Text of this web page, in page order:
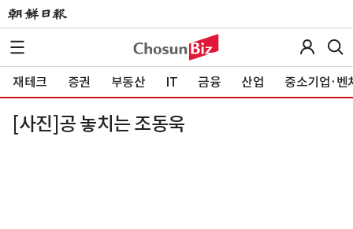
재테크 증권 부동산 IT 금융 산업 중소기업·벤
[사진]공 놓치는 조동욱